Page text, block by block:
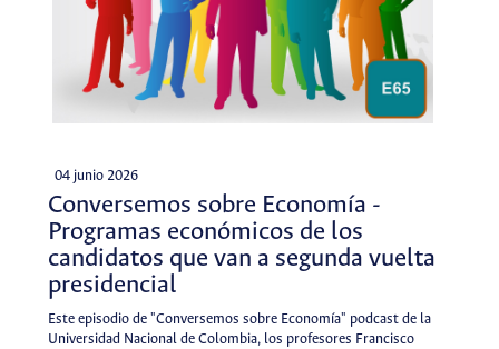
04 junio 2026
Conversemos sobre Economía -
Programas económicos de los
candidatos que van a segunda vuelta
presidencial
Este episodio de "Conversemos sobre Economía" podcast de la
Universidad Nacional de Colombia, los profesores Francisco